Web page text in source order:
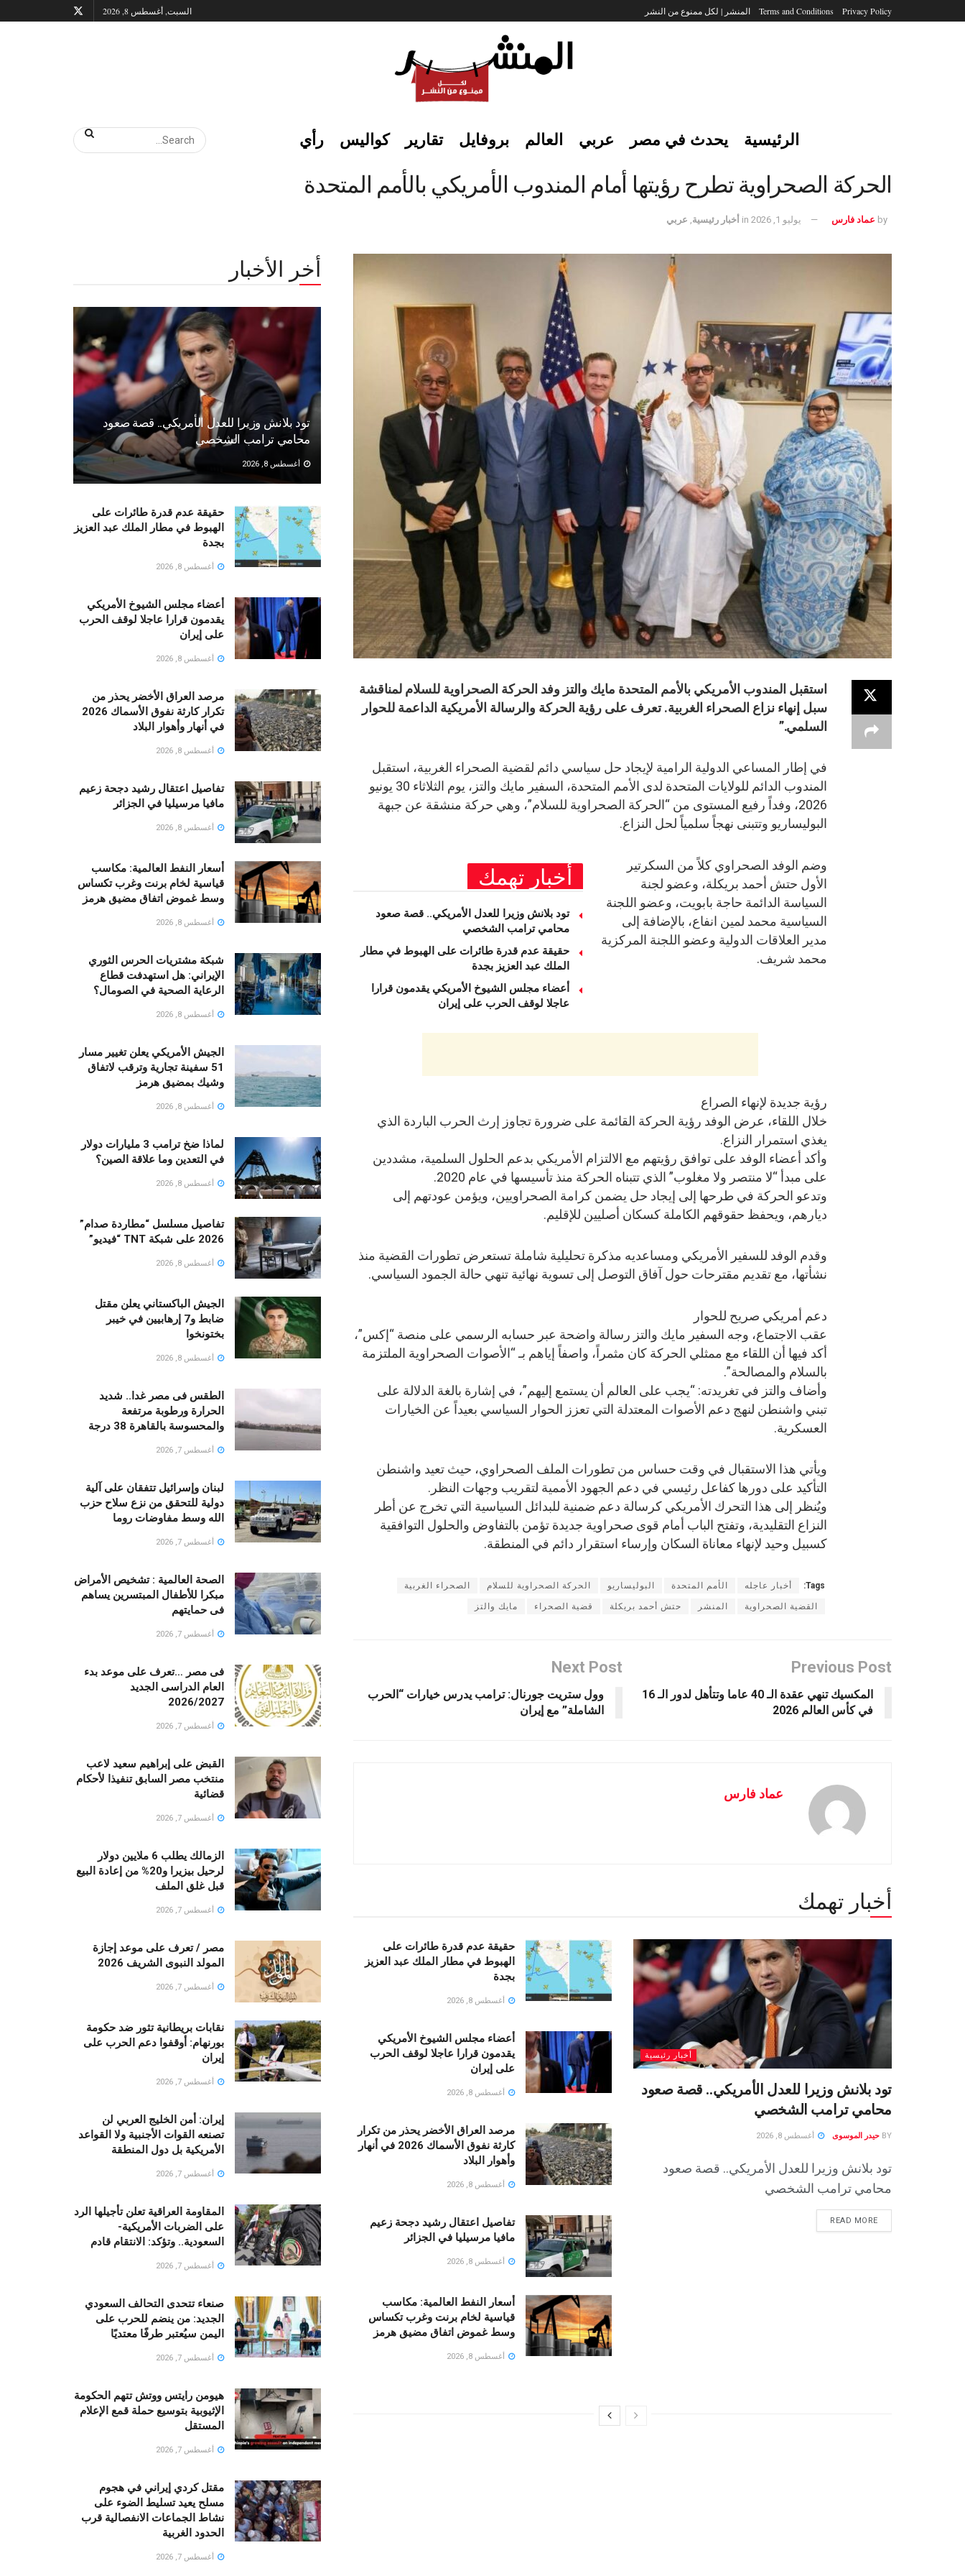
Privacy Policy
Terms and Conditions المنشر | لكل ممنوع من النشر السبت, أغسطس 8, 2026
الرئيسية يحدث في مصر عربي العالم بروفايل تقارير كواليس رأي
الحركة الصحراوية تطرح رؤيتها أمام المندوب الأمريكي بالأمم المتحدة
by عماد فارس يوليو 1, 2026 in أخبار رئيسية عربي
استقبل المندوب الأمريكي بالأمم المتحدة مايك والتز وفد الحركة الصحراوية للسلام لمناقشة
سبل إنهاء نزاع الصحراء الغربية. تعرف على رؤية الحركة والرسالة الأمريكية الداعمة للحوار
السلمي.”
في إطار المساعي الدولية الرامية لإيجاد حل سياسي دائم لقضية الصحراء الغربية، استقبل
المندوب الدائم للولايات المتحدة لدى الأمم المتحدة، السفير مايك والتز، يوم الثلاثاء 30 يونيو
2026، وفداً رفيع المستوى من “الحركة الصحراوية للسلام”، وهي حركة منشقة عن جبهة
البوليساريو وتتبنى نهجاً سلمياً لحل النزاع.
أخبار تهمك
تود بلانش وزيرا للعدل الأمريكي.. قصة صعود
محامي ترامب الشخصي
حقيقة عدم قدرة طائرات على الهبوط في مطار
الملك عبد العزيز بجدة
أعضاء مجلس الشيوخ الأمريكي يقدمون قرارا
عاجلا لوقف الحرب على إيران
وضم الوفد الصحراوي كلاً من السكرتير
الأول حتش أحمد بريكلة، وعضو لجنة
السياسة الدائمة حاجة بابويت، وعضو اللجنة
السياسية محمد لمين انفاع، بالإضافة إلى
مدير العلاقات الدولية وعضو اللجنة المركزية
محمد شريف.
رؤية جديدة لإنهاء الصراع
خلال اللقاء، عرض الوفد رؤية الحركة القائمة على ضرورة تجاوز إرث الحرب الباردة الذي
يغذي استمرار النزاع.
وأكد أعضاء الوفد على توافق رؤيتهم مع الالتزام الأمريكي بدعم الحلول السلمية، مشددين
على مبدأ “لا منتصر ولا مغلوب” الذي تتبناه الحركة منذ تأسيسها في عام 2020.
وتدعو الحركة في طرحها إلى إيجاد حل يضمن كرامة الصحراويين، ويؤمن عودتهم إلى
ديارهم، ويحفظ حقوقهم الكاملة كسكان أصليين للإقليم.
وقدم الوفد للسفير الأمريكي ومساعديه مذكرة تحليلية شاملة تستعرض تطورات القضية منذ
نشأتها، مع تقديم مقترحات حول آفاق التوصل إلى تسوية نهائية تنهي حالة الجمود السياسي.
دعم أمريكي صريح للحوار
عقب الاجتماع، وجه السفير مايك والتز رسالة واضحة عبر حسابه الرسمي على منصة “إكس”،
أكد فيها أن اللقاء مع ممثلي الحركة كان مثمراً، واصفاً إياهم بـ “الأصوات الصحراوية الملتزمة
بالسلام والمصالحة”.
وأضاف والتز في تغريدته: “يجب على العالم أن يستمع إليهم”، في إشارة بالغة الدلالة على
تبني واشنطن لنهج دعم الأصوات المعتدلة التي تعزز الحوار السياسي بعيداً عن الخيارات
العسكرية.
ويأتي هذا الاستقبال في وقت حساس من تطورات الملف الصحراوي، حيث تعيد واشنطن
التأكيد على دورها كفاعل رئيسي في دعم الجهود الأممية لتقريب وجهات النظر.
ويُنظر إلى هذا التحرك الأمريكي كرسالة دعم ضمنية للبدائل السياسية التي تخرج عن أطر
النزاع التقليدية، وتفتح الباب أمام قوى صحراوية جديدة تؤمن بالتفاوض والحلول التوافقية
كسبيل وحيد لإنهاء معاناة السكان وإرساء استقرار دائم في المنطقة.
Tags: أخبار عاجله الأمم المتحدة البوليساريو الحركة الصحراوية للسلام الصحراء الغربية
القضية الصحراوية المنشر حتش أحمد بريكلة قضية الصحراء مايك والتز
Previous Post
المكسيك تنهي عقدة الـ 40 عاما وتتأهل لدور الـ 16
في كأس العالم 2026
Next Post
وول ستريت جورنال: ترامب يدرس خيارات “الحرب
الشاملة” مع إيران
عماد فارس
أخبار تهمك
أخبار رئيسية
تود بلانش وزيرا للعدل الأمريكي.. قصة صعود
محامي ترامب الشخصي
BY حيدر الموسوى أغسطس 8, 2026
تود بلانش وزيرا للعدل الأمريكي.. قصة صعود
محامي ترامب الشخصي
READ MORE
حقيقة عدم قدرة طائرات على
الهبوط في مطار الملك عبد العزيز
بجدة
أغسطس 8, 2026
أعضاء مجلس الشيوخ الأمريكي
يقدمون قرارا عاجلا لوقف الحرب
على إيران
أغسطس 8, 2026
مرصد العراق الأخضر يحذر من تكرار
كارثة نفوق الأسماك 2026 في أنهار
وأهوار البلاد
أغسطس 8, 2026
تفاصيل اعتقال رشيد دجحة زعيم
مافيا مرسيليا في الجزائر
أغسطس 8, 2026
أسعار النفط العالمية: مكاسب
قياسية لخام برنت وغرب تكساس
وسط غموض اتفاق مضيق هرمز
أغسطس 8, 2026
أخر الأخبار
تود بلانش وزيرا للعدل الأمريكي.. قصة صعود
محامي ترامب الشخصي
أغسطس 8, 2026
حقيقة عدم قدرة طائرات على
الهبوط في مطار الملك عبد العزيز
بجدة
أغسطس 8, 2026
أعضاء مجلس الشيوخ الأمريكي
يقدمون قرارا عاجلا لوقف الحرب
على إيران
أغسطس 8, 2026
مرصد العراق الأخضر يحذر من
تكرار كارثة نفوق الأسماك 2026
في أنهار وأهوار البلاد
أغسطس 8, 2026
تفاصيل اعتقال رشيد دجحة زعيم
مافيا مرسيليا في الجزائر
أغسطس 8, 2026
أسعار النفط العالمية: مكاسب
قياسية لخام برنت وغرب تكساس
وسط غموض اتفاق مضيق هرمز
أغسطس 8, 2026
شبكة مشتريات الحرس الثوري
الإيراني: هل استهدفت قطاع
الرعاية الصحية في الصومال؟
أغسطس 8, 2026
الجيش الأمريكي يعلن تغيير مسار
51 سفينة تجارية وترقب لاتفاق
وشيك بمضيق هرمز
أغسطس 8, 2026
لماذا ضخ ترامب 3 مليارات دولار
في التعدين وما علاقة الصين؟
أغسطس 8, 2026
تفاصيل مسلسل “مطاردة صدام”
2026 على شبكة TNT “فيديو”
أغسطس 8, 2026
الجيش الباكستاني يعلن مقتل
ضابط و7 إرهابيين في خيبر
بختونخوا
أغسطس 8, 2026
الطقس فى مصر غدا.. شديد
الحرارة ورطوبة مرتفعة
والمحسوسة بالقاهرة 38 درجة
أغسطس 7, 2026
لبنان وإسرائيل تتفقان على آلية
دولية للتحقق من نزع سلاح حزب
الله وسط مفاوضات روما
أغسطس 7, 2026
الصحة العالمية : تشخيص الأمراض
مبكرا للأطفال المبتسرين يساهم
فى حمايتهم
أغسطس 7, 2026
فى مصر …تعرف على موعد بدء
العام الدراسى الجديد
2026/2027
أغسطس 7, 2026
القبض على إبراهيم سعيد لاعب
منتخب مصر السابق تنفيذا لأحكام
قضائية
أغسطس 7, 2026
الزمالك يطلب 6 ملايين دولار
لرحيل بيزيرا و20% من إعادة البيع
قبل غلق الملف
أغسطس 7, 2026
مصر / تعرف على موعد إجازة
المولد النبوى الشريف 2026
أغسطس 7, 2026
نقابات بريطانية تثور ضد حكومة
بورنهام: أوقفوا دعم الحرب على
إيران
أغسطس 7, 2026
إيران: أمن الخليج العربي لن
تصنعه القوات الأجنبية ولا القواعد
الأمريكية بل دول المنطقة
أغسطس 7, 2026
المقاومة العراقية تعلن تأجيلها الرد
على الضربات الأمريكية-
السعودية.. وتؤكد: الانتقام قادم
أغسطس 7, 2026
صنعاء تتحدى التحالف السعودي
الجديد: من ينضم للحرب على
اليمن سيُعتبر طرفًا معتديًا
أغسطس 7, 2026
هيومن رايتس ووتش تتهم الحكومة
الإثيوبية بتوسيع حملة قمع الإعلام
المستقل
أغسطس 7, 2026
مقتل كردي إيراني في هجوم
مسلح يعيد تسليط الضوء على
نشاط الجماعات الانفصالية قرب
الحدود الغربية
أغسطس 7, 2026